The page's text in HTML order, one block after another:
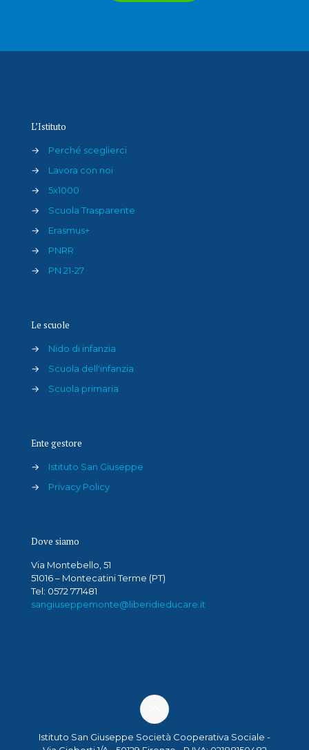
L’Istituto
→
Perché sceglierci
→
Lavora con noi
→
5x1000
→
Scuola Trasparente
→
Erasmus+
→
PNRR
→
PN 21-27
Le scuole
→
Nido di infanzia
→
Scuola dell'infanzia
→
Scuola primaria
Ente gestore
→
Istituto San Giuseppe
→
Privacy Policy
Dove siamo
Via Montebello, 51
51016 – Montecatini Terme (PT)
Tel: 0572 771481
sangiuseppemonte@liberidieducare.it
Istituto San Giuseppe Società Cooperativa Sociale -